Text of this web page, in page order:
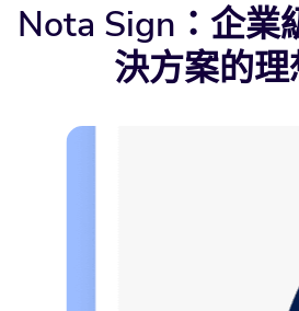
Nota Sign：企業
決方案的